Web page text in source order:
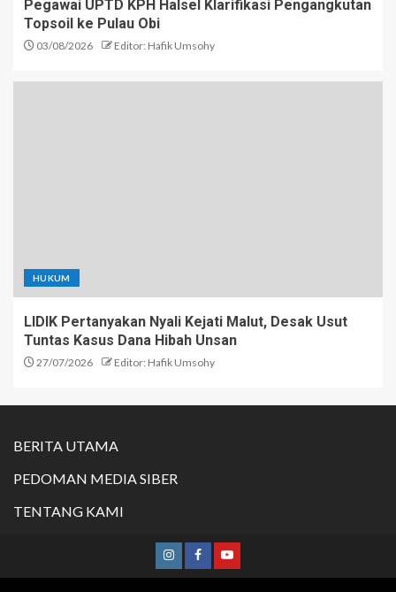
Pegawai UPTD KPH Halsel Klarifikasi Pengangkutan
Topsoil ke Pulau Obi
03/08/2026 Editor: Hafik Umsohy
HUKUM
LIDIK Pertanyakan Nyali Kejati Malut, Desak Usut
Tuntas Kasus Dana Hibah Unsan
27/07/2026 Editor: Hafik Umsohy
BERITA UTAMA
PEDOMAN MEDIA SIBER
TENTANG KAMI